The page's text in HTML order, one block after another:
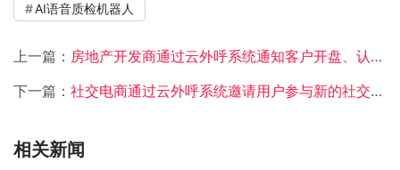
AI语音质检机器人
上一篇： 房地产开发商通过云外呼系统通知客户开盘、认筹等活动
下一篇： 社交电商通过云外呼系统邀请用户参与新的社交团购活动
相关新闻